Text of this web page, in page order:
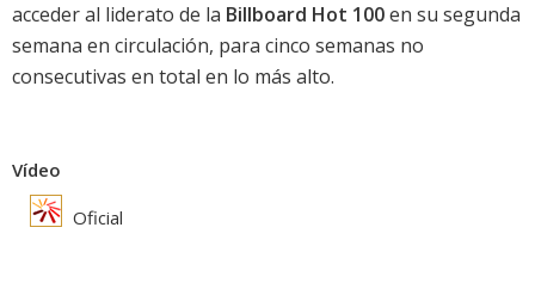
acceder al liderato de la Billboard Hot 100en su segunda
semana en circulación, para cinco semanas no
consecutivas en total en lo más alto.
Vídeo
Oficial